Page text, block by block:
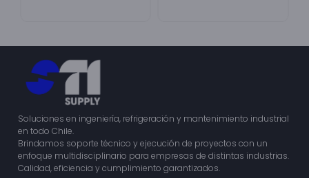
Soluciones en ingeniería, refrigeración y mantenimiento industrial
en todo Chile.
Brindamos soporte técnico y ejecución de proyectos con un
enfoque multidisciplinario para empresas de distintas industrias.
Calidad, eficiencia y cumplimiento garantizados.